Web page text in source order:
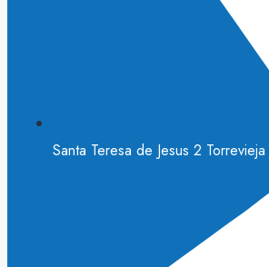
Santa Teresa de Jesus 2